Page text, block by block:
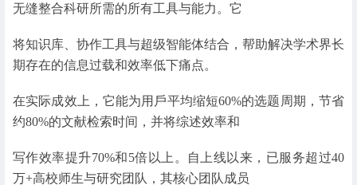
无缝整合科研所需的所有工具与能力。它
将知识库、协作工具与超级智能体结合，帮助解决学术界⻓
期存在的信息过载和效率低下痛点。
在实际成效上，它能为用戶平均缩短60%的选题周期，节省
约80%的文献检索时间，并将综述效率和
写作效率提升70%和5倍以上。自上线以来，已服务超过40
万+高校师生与研究团队，其核心团队成员